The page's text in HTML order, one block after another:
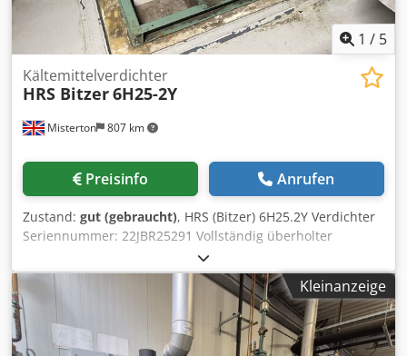
1 / 5
Misterton 807 km
Kältemittelverdichter
HRS Bitzer6H25-2Y
Preisinfo Anrufen
Zustand: gut (gebraucht), HRS (Bitzer) 6H25.2Y Verdichter
Seriennummer: 22JBR25291 Vollständig überholter
Kältemittelverdichter Csdpoqqht Asfx Aptsha
Kleinanzeige